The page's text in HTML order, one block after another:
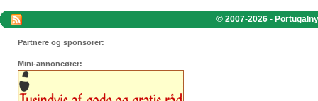
© 2007-2026 -
Partnere og sponsorer:
Mini-annoncører: